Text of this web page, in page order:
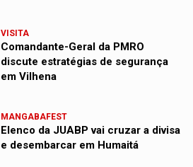
VISITA
Comandante-Geral da PMRO
discute estratégias de segurança
em Vilhena
MANGABAFEST
Elenco da JUABP vai cruzar a divisa
e desembarcar em Humaitá